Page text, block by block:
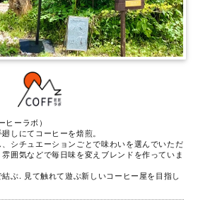
ヒーラボ）
しにてコーヒーを焙煎。
シチュエーションごとで味わいを選んでいただ
囲気などで毎日味を変えブレンドを作っていま
ぶ. 見て触れて遊ぶ新しいコーヒー屋を目指し